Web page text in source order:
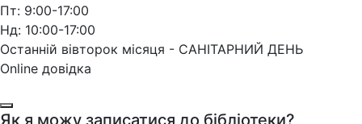
Пт: 9:00-17:00
Нд: 10:00-17:00
Останній вівторок місяця - САНІТАРНИЙ ДЕНЬ
Online довідка
Як я можу записатися до бібліотеки?